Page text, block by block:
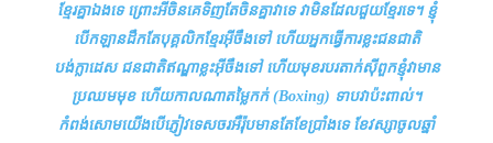
ខ្មែរ​គ្នាឯង​ទេ ព្រោះ​អី​ចិន​គេ​ទិញ​តែ​ចិន​គ្នា​វា​ទេ វា​មិនដែល​ជួយ​ខ្មែរ​ទេ។ ខ្ញុំ​
បើកឡាន​ដឹក​តែ​បុគ្គលិក​ខ្មែរ​អ៊ីចឹង​ទៅ ហើយ​អ្នកធ្វើការ​ខ្លះ​ជនជាតិ​
បង់ក្លាដេស ជនជាតិ​ឥណ្ឌា​ខ្លះ​អ៊ីចឹង​ទៅ ហើយ​មុខរបរ​តាក់ស៊ី​ពួក​ខ្ញុំ​វា​មាន​
ប្រឈមមុខ ហើយ​កាលណា​តម្លៃ​កក់ (Boxing) ទាប​វា​ប៉ះពាល់​។
កំពង់សោម​យើង​បើ​ភ្ញៀវ​ទេសចរ​អឺរ៉ុប​មានតែ​ខែប្រាំង​ទេ ខែវស្សា​ចូលឆ្នាំ​